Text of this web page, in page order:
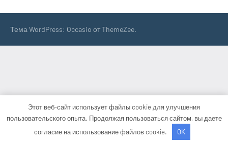
Тема WordPress: Occasio от ThemeZee.
Этот веб-сайт использует файлы cookie для улучшения
пользовательского опыта. Продолжая пользоваться сайтом, вы даете
согласие на использование файлов cookie.
OK